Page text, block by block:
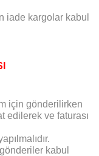
iade kargolar kabul
için gönderilirken
edilerek ve faturası
kabul